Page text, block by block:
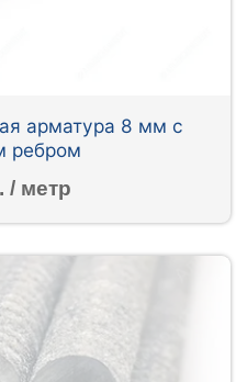
арматура 8 мм с
ребром
/ метр